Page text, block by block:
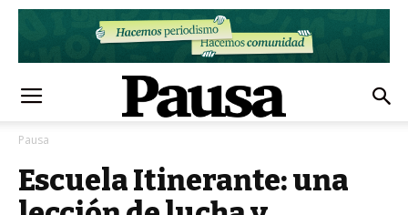
Pausa
Escuela Itinerante: una